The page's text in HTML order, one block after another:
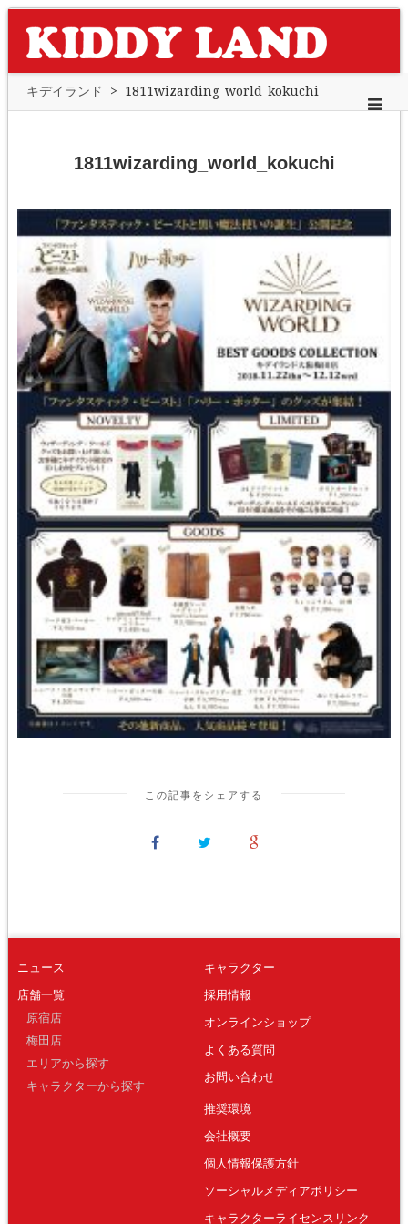
キデイランド > 1811wizarding_world_kokuchi
1811wizarding_world_kokuchi
この記事をシェアする
ニュース
店舗一覧
原宿店
梅田店
エリアから探す
キャラクターから探す
キャラクター
採用情報
オンラインショップ
よくある質問
お問い合わせ
推奨環境
会社概要
個人情報保護方針
ソーシャルメディアポリシー
キャラクターライセンスリンク